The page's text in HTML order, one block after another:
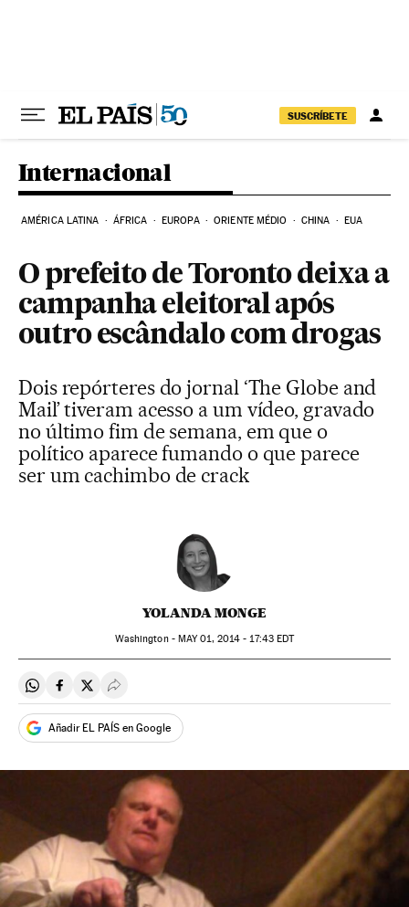
SUSCRÍBETE
Internacional
AMÉRICA LATINA ÁFRICA EUROPA ORIENTE MÉDIO CHINA EUA
O prefeito de Toronto deixa a
campanha eleitoral após
outro escândalo com drogas
Dois repórteres do jornal ‘The Globe and
Mail’ tiveram acesso a um vídeo, gravado
no último fim de semana, em que o
político aparece fumando o que parece
ser um cachimbo de crack
YOLANDA MONGE
Washington - MAY01, 2014 - 17:43EDT
Compartir en Whatsapp
Compartir en Facebook
Compartir en Twitter
Desplegar Redes Sociales
Añadir EL PAÍS en Google